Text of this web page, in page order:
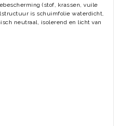
(stof, krassen, vuile
is schuimfolie waterdicht,
neutraal, isolerend en licht van